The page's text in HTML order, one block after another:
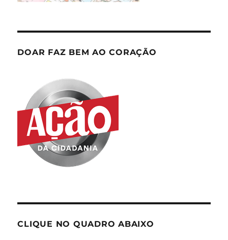
DOAR FAZ BEM AO CORAÇÃO
CLIQUE NO QUADRO ABAIXO